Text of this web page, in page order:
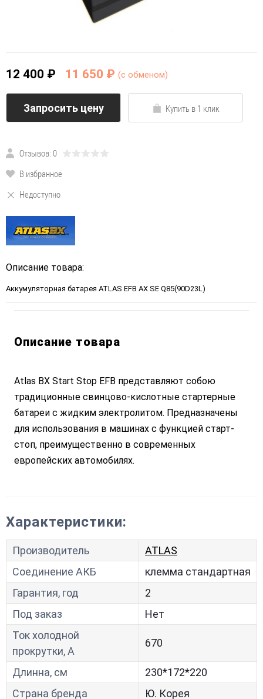
12 400 ₽ 11 650 ₽ (c обменом)
Запросить цену Купить в 1 клик
Отзывов: 0
В избранное
Недоступно
Описание товара:
Аккумуляторная батарея ATLAS EFB AX SE Q85(90D23L)
Описание товара
Atlas BX Start Stop EFB представляют собою
традиционные свинцово-кислотные стартерные
батареи с жидким электролитом. Предназначены
для использования в машинах с функцией старт-
стоп, преимущественно в современных
европейских автомобилях.
Характеристики:
Производитель
ATLAS
Соединение АКБ
клемма стандартная
Гарантия, год
2
Под заказ
Нет
Ток холодной
прокрутки, A
670
Длинна, см
230*172*220
Страна бренда
Ю. Корея